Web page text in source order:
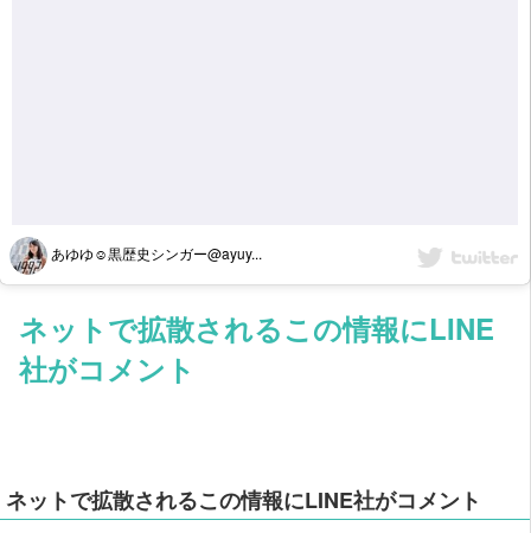
あゆゆ☺︎黒歴史シンガー@ayuy...
ネットで拡散されるこの情報にLINE
社がコメント
ネットで拡散されるこの情報にLINE社がコメント